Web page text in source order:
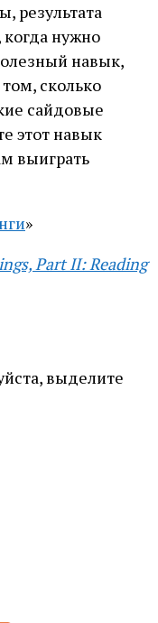
результата
нужно
навык,
сколько
сайдовые
этот навык
выиграть
»
Part II: Reading
выделите